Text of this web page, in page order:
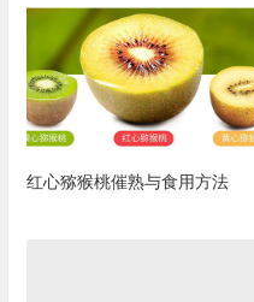
红心猕猴桃催熟与食用方法